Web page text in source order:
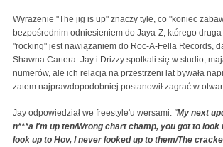
Wyrażenie "The jig is up" znaczy tyle, co "koniec
bezpośrednim odniesieniem do Jaya-Z, którego
"rocking" jest nawiązaniem do Roc-A-Fella Records,
Shawna Cartera. Jay i Drizzy spotkali się w studio,
numerów, ale ich relacja na przestrzeni lat bywała
zatem najprawdopodobniej postanowił zagrać w
Jay odpowiedział we freestyle'u wersami: "My next
n***a I'm up ten/Wrong chart champ, you got to look
look up to Hov, I never looked up to them/The